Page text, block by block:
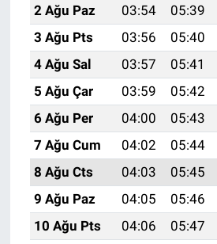
2 Ağu Paz
03:54 05:39
3 Ağu Pts
03:56 05:40
4 Ağu Sal
03:57 05:41
5 Ağu Çar
03:59 05:42
6 Ağu Per
04:00 05:43
7 Ağu Cum
04:02 05:44
8 Ağu Cts
04:03 05:45
9 Ağu Paz
04:05 05:46
10 Ağu Pts
04:06 05:47